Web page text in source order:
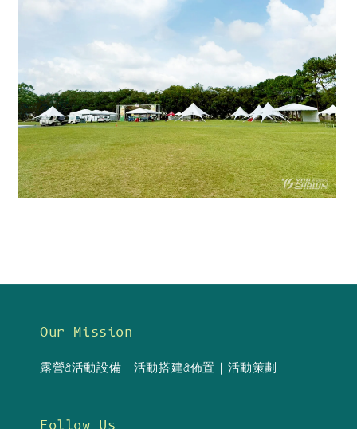
Our Mission
露營&活動設備｜活動搭建&佈置｜活動策劃